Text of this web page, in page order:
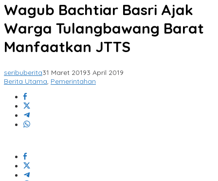
Wagub Bachtiar Basri Ajak
Warga Tulangbawang Barat
Manfaatkan JTTS
seribuberita31 Maret 20193 April 2019
Berita Utama, Pemerintahan